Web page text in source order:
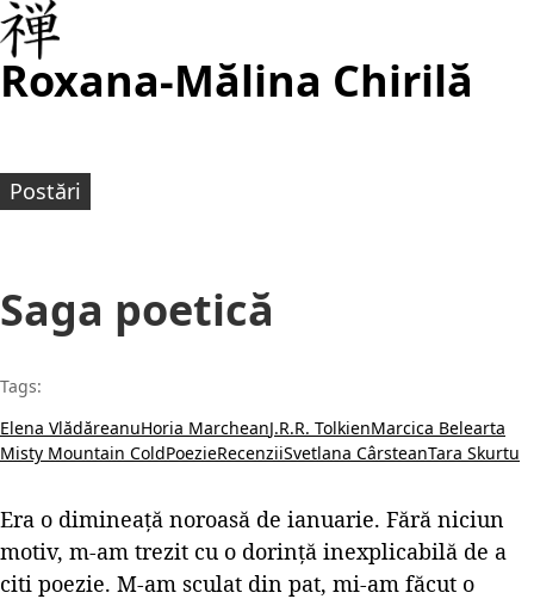
Roxana-Mălina Chirilă
Postări
Saga poetică
Tags:
Elena VlădăreanuHoria MarcheanJ.R.R. TolkienMarcica Belearta
Misty Mountain ColdPoezieRecenziiSvetlana CârsteanTara Skurtu
Era o dimineață noroasă de ianuarie. Fără niciun
motiv, m-am trezit cu o dorință inexplicabilă de a
citi poezie. M-am sculat din pat, mi-am făcut o